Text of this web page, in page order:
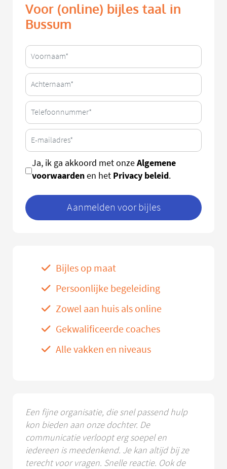
Voor (online) bijles taal in
Bussum
Ja, ik ga akkoord met onzeAlgemene
voorwaardenen het Privacy beleid.
Aanmelden voor bijles
Bijles op maat
Persoonlijke begeleiding
Zowel aan huis als online
Gekwalificeerde coaches
Alle vakken en niveaus
Een fijne organisatie, die snel passend hulp
kon bieden aan onze dochter. De
communicatie verloopt erg soepel en
iedereen is meedenkend. Je kan altijd bij ze
terecht voor vragen. Snelle reactie. Ook de